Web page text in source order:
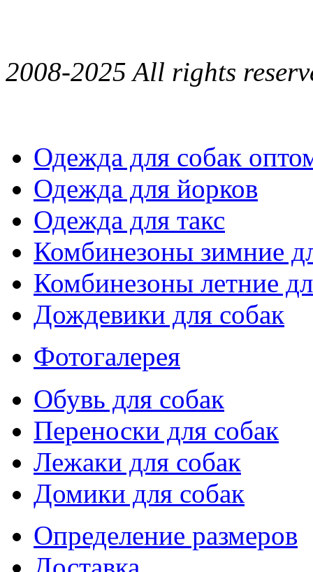
2008-2025 All rights
Одежда для собак
Одежда для йорков
Одежда для такс
Комбинезоны зимние
Комбинезоны летние
Дождевики для собак
Фотогалерея
Обувь для собак
Переноски для собак
Лежаки для собак
Домики для собак
Определение размеров